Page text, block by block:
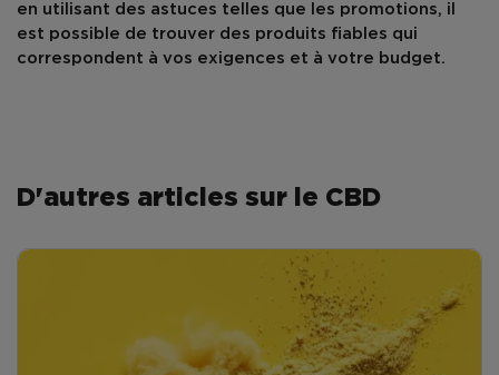
en utilisant des astuces telles que les promotions, il
est possible de trouver des produits fiables qui
correspondent à vos exigences et à votre budget.
D'autres articles sur le CBD